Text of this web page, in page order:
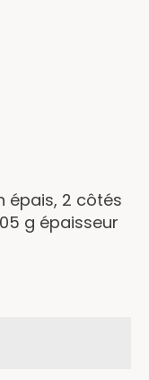
épais, 2 côtés
g épaisseur